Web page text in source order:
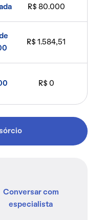
R$ 80.000
R$ 1.584,51
R$ 0
Conversar com
especialista